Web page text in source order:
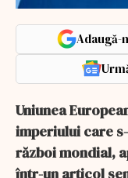
Adaugă-
Uniunea
imperiului care
război mondial,
într-un articol